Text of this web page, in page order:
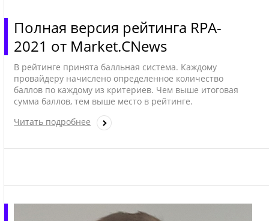
Полная версия рейтинга RPA-
2021 от Market.CNews
В рейтинге принята балльная система. Каждому
провайдеру начислено определенное количество
баллов по каждому из критериев. Чем выше итоговая
сумма баллов, тем выше место в рейтинге.
Читать подробнее